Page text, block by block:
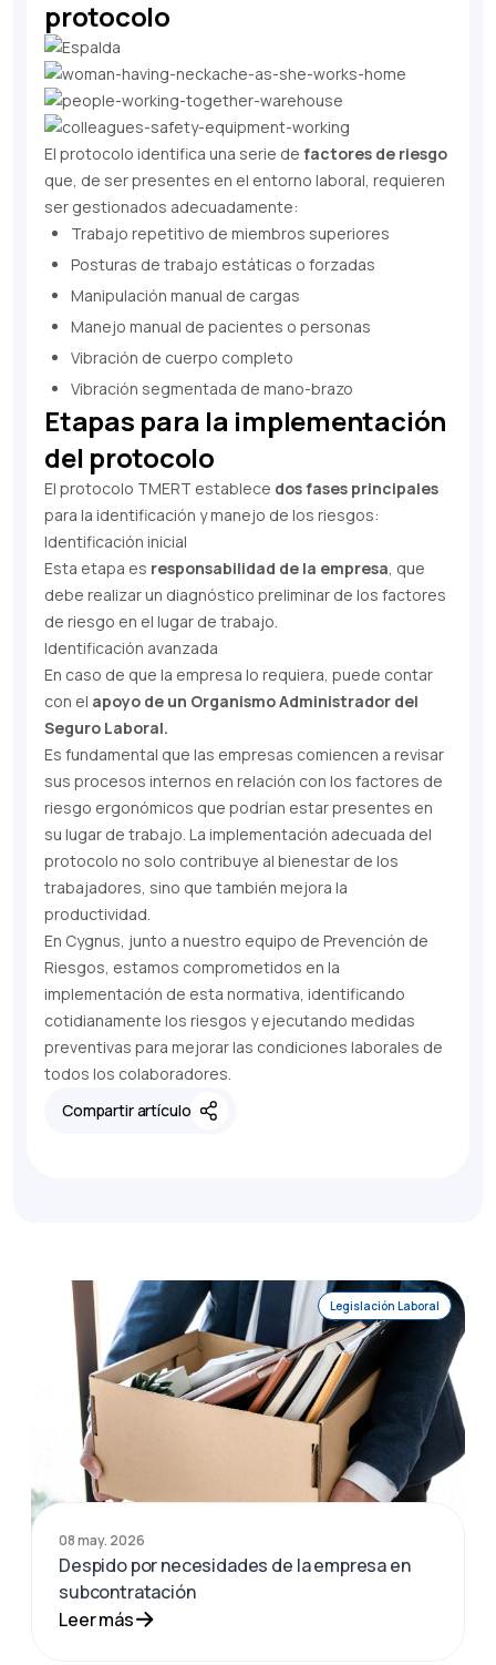
protocolo
El protocolo identifica una serie de factores de riesgo
que, de ser presentes en el entorno laboral, requieren
ser gestionados adecuadamente:
Trabajo repetitivo de miembros superiores
Posturas de trabajo estáticas o forzadas
Manipulación manual de cargas
Manejo manual de pacientes o personas
Vibración de cuerpo completo
Vibración segmentada de mano-brazo
Etapas para la implementación
del protocolo
El protocolo TMERT establece dos fases principales
para la identificación y manejo de los riesgos:
Identificación inicial
Esta etapa es responsabilidad de la empresa, que
debe realizar un diagnóstico preliminar de los factores
de riesgo en el lugar de trabajo.
Identificación avanzada
En caso de que la empresa lo requiera, puede contar
con el apoyo de un Organismo Administrador del
Seguro Laboral.
Es fundamental que las empresas comiencen a revisar
sus procesos internos en relación con los factores de
riesgo ergonómicos que podrían estar presentes en
su lugar de trabajo. La implementación adecuada del
protocolo no solo contribuye al bienestar de los
trabajadores, sino que también mejora la
productividad.
En Cygnus, junto a nuestro equipo de Prevención de
Riesgos, estamos comprometidos en la
implementación de esta normativa, identificando
cotidianamente los riesgos y ejecutando medidas
preventivas para mejorar las condiciones laborales de
todos los colaboradores.
Compartir artículo
Legislación Laboral
08 may. 2026
Despido por necesidades de la empresa en
subcontratación
Leer más